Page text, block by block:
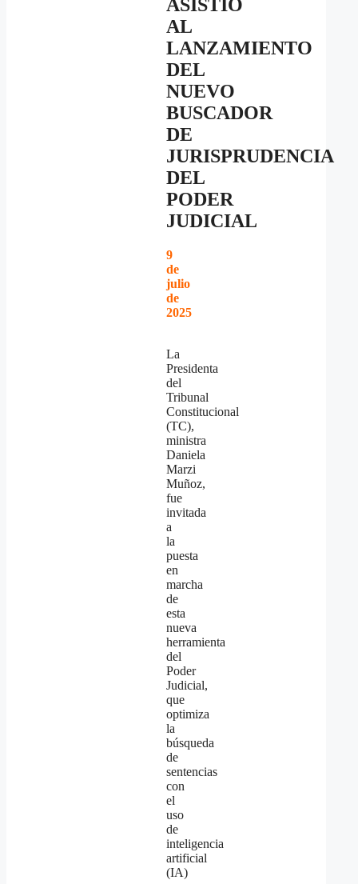
ASISTIÓ
AL
LANZAMIENTO
DEL
NUEVO
BUSCADOR
DE
JURISPRUDENCIA
DEL
PODER
JUDICIAL
9
de
julio
de
2025
La
Presidenta
del
Tribunal
Constitucional
(TC),
ministra
Daniela
Marzi
Muñoz,
fue
invitada
a
la
puesta
en
marcha
de
esta
nueva
herramienta
del
Poder
Judicial,
que
optimiza
la
búsqueda
de
sentencias
con
el
uso
de
inteligencia
artificial
(IA)